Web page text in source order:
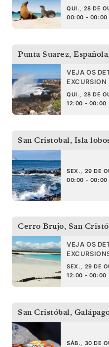
QUI., 28 DE
00:00 - 00:00
Punta Suarez, Española
VEJA OS
EXCURSION
QUI., 28 DE
12:00 - 00:00
San Cristobal, Isla
SEX., 29 DE
00:00 - 00:00
Cerro Brujo, San
VEJA OS
SEX., 29 DE
12:00 - 00:00
San Cristóbal,
SÁB., 30 DE